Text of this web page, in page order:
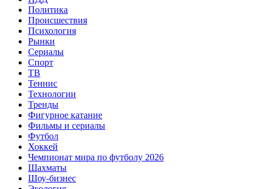
Политика
Происшествия
Психология
Рынки
Сериалы
Спорт
ТВ
Теннис
Технологии
Тренды
Фигурное катание
Фильмы и сериалы
Футбол
Хоккей
Чемпионат мира по футболу 2026
Шахматы
Шоу-бизнес